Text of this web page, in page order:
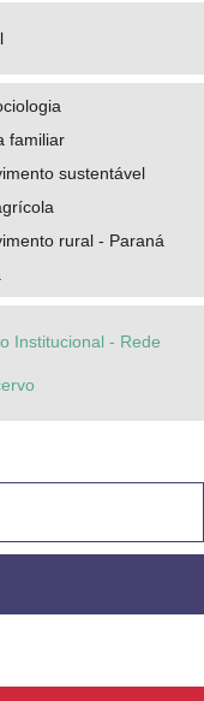
familiar
sustentável
rural - Paraná
Institucional - Rede